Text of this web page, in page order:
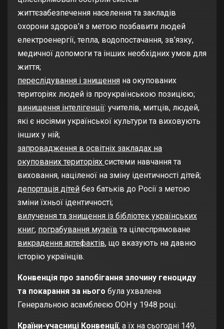
життєзабезпечення населення та закладів
охорони здоров’я з метою позбавити людей
електроенергії, тепла, водопостачання, зв’язку,
медичної допомоги та інших необхідних умов для
життя;
переслідування і знищення на окупованих
територіях людей із проукраїнською позицією;
винищення інтелігенції: учителів, митців, людей,
які є носіями української культури та виховують
інших у ній;
запровадження в освітніх закладах на
окупованих територіях системи навчання та
виховання, націленої на зміну ідентичності дітей;
депортація дітей без батьків до Росії з метою
зміни їхньої ідентичності;
вилучення та знищення із бібліотек українських
книг, пограбування музеїв та цілеспрямоване
викрадення артефактів, що вказують на давню
історію українців.
Конвенція про запобігання злочину геноциду
та покарання за нього була ухвалена
Генеральною асамблеєю ООН у 1948 році.
Країни-учасниці Конвенції, а їх на сьогодні 149,